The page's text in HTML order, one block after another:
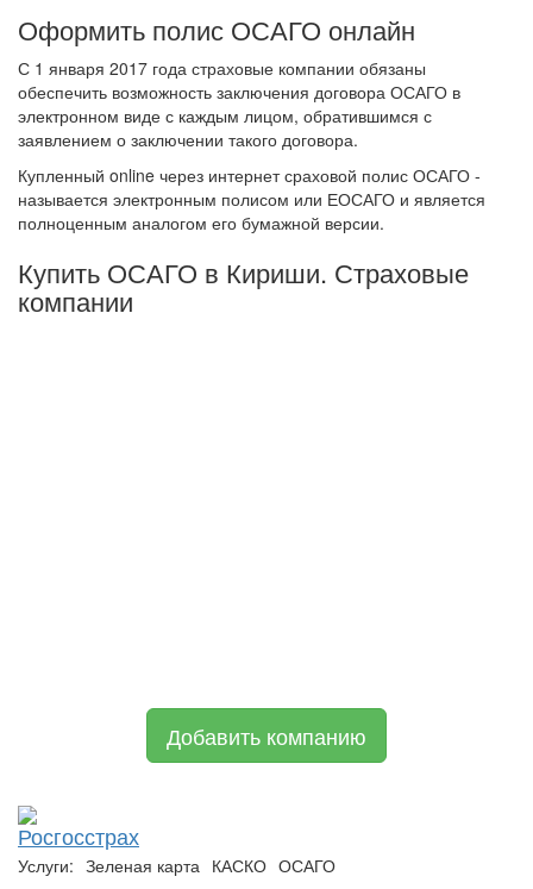
Оформить полис ОСАГО онлайн
С 1 января 2017 года страховые компании обязаны
обеспечить возможность заключения договора ОСАГО в
электронном виде с каждым лицом, обратившимся с
заявлением о заключении такого договора.
Купленный online через интернет сраховой полис ОСАГО -
называется электронным полисом или ЕОСАГО и является
полноценным аналогом его бумажной версии.
Купить ОСАГО в Кириши. Страховые
компании
Добавить компанию
Росгосстрах
Услуги: Зеленая карта КАСКО ОСАГО